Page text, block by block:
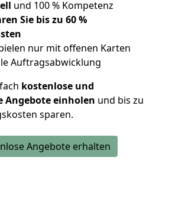
und 100 % Kompetenz
Sie bis zu 60 %
nur mit offenen Karten
Auftragsabwicklung
kostenlose und
Angebote einholen und bis zu
sparen.
Angebote erhalten